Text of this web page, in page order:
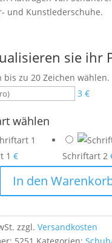
und Kunstlederschuhe.
sie ihr
bis zu 20 Zeichen wählen.
3 €
wählen
1 € Schriftart 2
In den
zzgl. Versandkosten
5251 Kategorien: